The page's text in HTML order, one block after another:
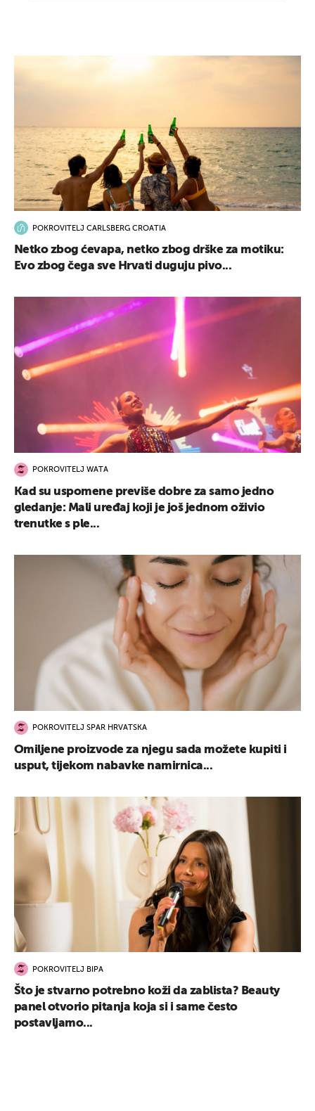
POKROVITELJ CARLSBERG CROATIA
Netko zbog ćevapa, netko zbog drške za motiku:
Evo zbog čega sve Hrvati duguju pivo...
POKROVITELJ WATA
Kad su uspomene previše dobre za samo jedno
gledanje: Mali uređaj koji je još jednom oživio
trenutke s ple...
POKROVITELJ SPAR HRVATSKA
Omiljene proizvode za njegu sada možete kupiti i
usput, tijekom nabavke namirnica...
POKROVITELJ BIPA
Što je stvarno potrebno koži da zablista? Beauty
panel otvorio pitanja koja si i same često
postavljamo...